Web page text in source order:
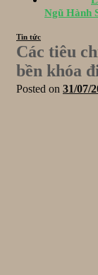
Ngũ Hành
Tin tức
Các tiêu
bền khóa
Posted on 31/07/